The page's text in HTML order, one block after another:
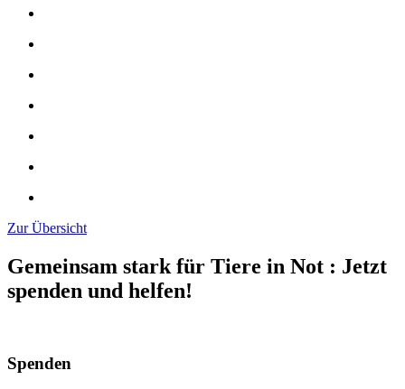
Zur Übersicht
Gemeinsam stark für Tiere in Not : Jetzt
spenden und helfen!
Spenden